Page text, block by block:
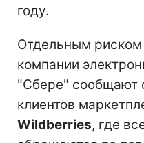
году.
Отдельным риском
компании
"Сбере" сообщают
клиентов
Wildberries, где